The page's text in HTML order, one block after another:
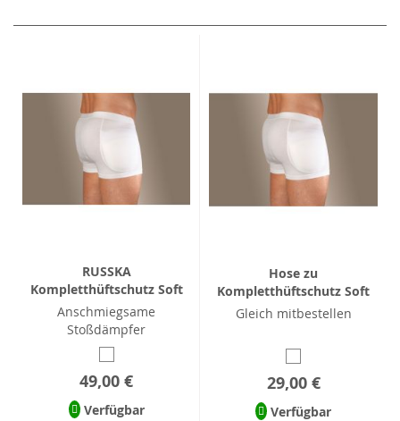
RUSSKA
Kompletthüftschutz Soft
Anschmiegsame
Stoßdämpfer
49,00 €
Verfügbar
Hose zu
Kompletthüftschutz Soft
Gleich mitbestellen
29,00 €
Verfügbar